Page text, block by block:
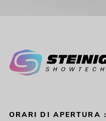
ORARI DI APERTURA :